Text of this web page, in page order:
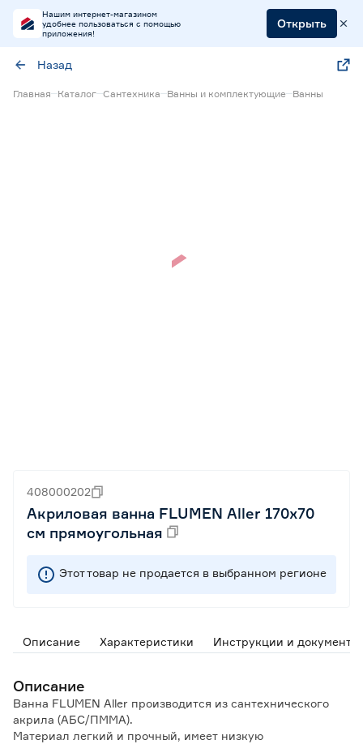
Нашим интернет-магазином
удобнее пользоваться с помощью
приложения!
Открыть
Назад
Главная Каталог Сантехника Ванны и комплектующие Ванны
408000202
Акриловая ванна FLUMEN Aller 170х70
см прямоугольная
Этот товар не продается в выбранном регионе
Описание Характеристики Инструкции и документы
Описание
Ванна FLUMEN Aller производится из сантехнического
акрила (АБС/ПММА).
Материал легкий и прочный, имеет низкую